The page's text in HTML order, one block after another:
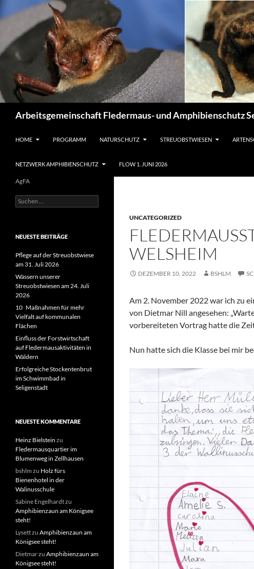
Arbeitsgemeinschaft Fledermaus- und Amphibienschutz
HOME
PROGRAMM NATURSCHUTZ STREUOBSTWIESEN
NETZWERK AMPHIBIENSCHUTZ FLOW 1. JUNI 2026
UNCATEGORIZED
WELSHEIM
DEZEMBER 10, 2022 BSHLM
Am 2. November 2022 war ich zu
von Dietmar Nill angesehen:
vorbereiteten Vortrag hatte die
Nun hatte sich die Klasse bei mir
AgFA
Suchen
nach:
NEUESTE BEITRÄGE
Pflege auf der Streuobstwiese
am 31. Juli 2026
Wässern unserer
Streuobstwiesen am 24. Juli
2026
10 Maßnahmen für mehr
Vielfalt auf kommunalen
Flächen
Einfluss der Forstwirtschaft
auf Fledermausaktivitäten in
Wäldern
Erfolgreiche Stockentenbrut
im Schwimmbad in
Seligenstadt
NEUESTE KOMMENTARE
Heinz Bielstein zu
Fledermausquartier im
Blumenweg in Zellhausen
bshlm zu Holz fürs
Bienenhotel in der
Walinusschule
Sabine Engelhardtzu
Amphibienzaun am Königsee
steht!
Lysettzu Amphibienzaun am
Königsee steht!
Dietmarzu Amphibienzaun am
Königsee steht!